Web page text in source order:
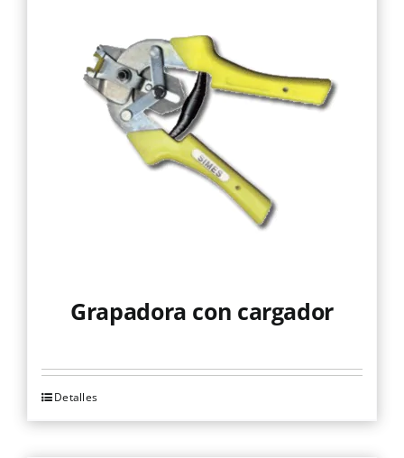
Noticias
Grapadora con cargador
Detalles